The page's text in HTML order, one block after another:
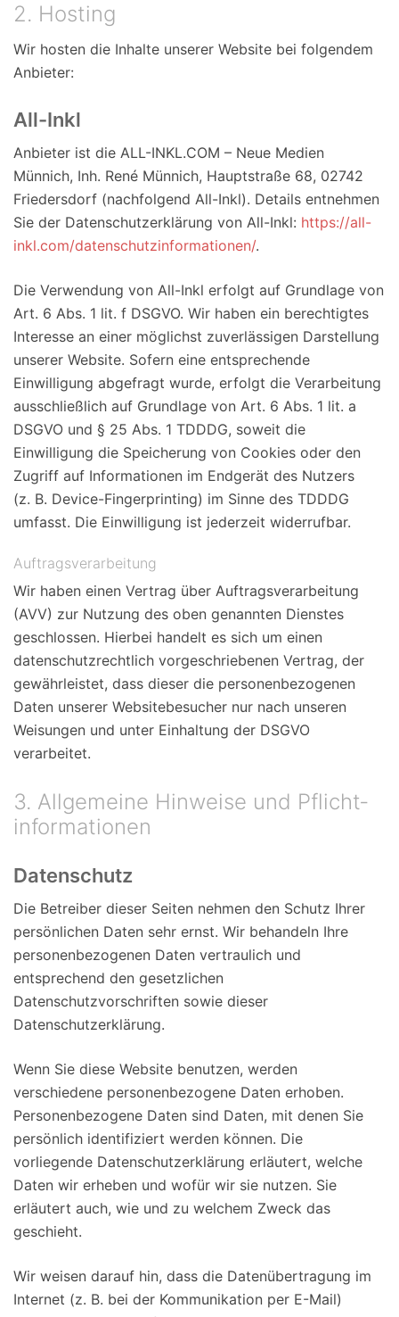
2. Hosting
Wir hosten die Inhalte unserer Website bei folgendem
Anbieter:
All-Inkl
Anbieter ist die ALL-INKL.COM – Neue Medien
Münnich, Inh. René Münnich, Hauptstraße 68, 02742
Friedersdorf (nachfolgend All-Inkl). Details entnehmen
Sie der Datenschutzerklärung von All-Inkl: https://all-
inkl.com/datenschutzinformationen/.
Die Verwendung von All-Inkl erfolgt auf Grundlage von
Art. 6 Abs. 1 lit. f DSGVO. Wir haben ein berechtigtes
Interesse an einer möglichst zuverlässigen Darstellung
unserer Website. Sofern eine entsprechende
Einwilligung abgefragt wurde, erfolgt die Verarbeitung
ausschließlich auf Grundlage von Art. 6 Abs. 1 lit. a
DSGVO und § 25 Abs. 1 TDDDG, soweit die
Einwilligung die Speicherung von Cookies oder den
Zugriff auf Informationen im Endgerät des Nutzers
(z. B. Device-Fingerprinting) im Sinne des TDDDG
umfasst. Die Einwilligung ist jederzeit widerrufbar.
Auftragsverarbeitung
Wir haben einen Vertrag über Auftragsverarbeitung
(AVV) zur Nutzung des oben genannten Dienstes
geschlossen. Hierbei handelt es sich um einen
datenschutzrechtlich vorgeschriebenen Vertrag, der
gewährleistet, dass dieser die personenbezogenen
Daten unserer Websitebesucher nur nach unseren
Weisungen und unter Einhaltung der DSGVO
verarbeitet.
3. Allgemeine Hinweise und Pflicht­
informationen
Datenschutz
Die Betreiber dieser Seiten nehmen den Schutz Ihrer
persönlichen Daten sehr ernst. Wir behandeln Ihre
personenbezogenen Daten vertraulich und
entsprechend den gesetzlichen
Datenschutzvorschriften sowie dieser
Datenschutzerklärung.
Wenn Sie diese Website benutzen, werden
verschiedene personenbezogene Daten erhoben.
Personenbezogene Daten sind Daten, mit denen Sie
persönlich identifiziert werden können. Die
vorliegende Datenschutzerklärung erläutert, welche
Daten wir erheben und wofür wir sie nutzen. Sie
erläutert auch, wie und zu welchem Zweck das
geschieht.
Wir weisen darauf hin, dass die Datenübertragung im
Internet (z. B. bei der Kommunikation per E-Mail)